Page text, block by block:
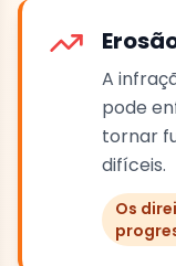
A
pode
tornar
difíceis.
Os